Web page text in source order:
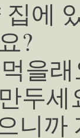
에
?
을
두세
니까